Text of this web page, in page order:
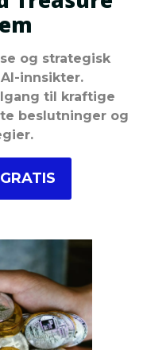
og strategisk
innsikter.
til kraftige
beslutninger og